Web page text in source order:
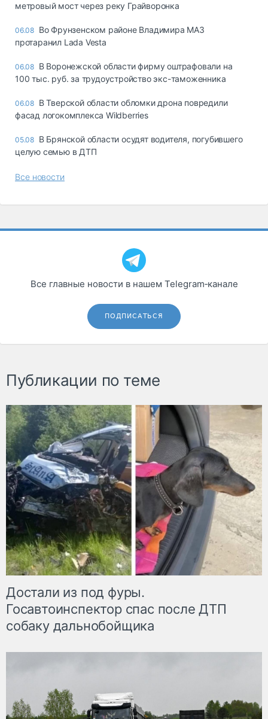
метровый мост через реку Грайворонка
06.08 Во Фрунзенском районе Владимира МАЗ
протаранил Lada Vesta
06.08 В Воронежской области фирму оштрафовали на
100 тыс. руб. за трудоустройство экс-таможенника
06.08 В Тверской области обломки дрона повредили
фасад логокомплекса Wildberries
05.08 В Брянской области осудят водителя, погубившего
целую семью в ДТП
Все новости
Все главные новости в нашем Telegram‑канале
ПОДПИСАТЬСЯ
Публикации по теме
Достали из под фуры.
Госавтоинспектор спас после ДТП
собаку дальнобойщика